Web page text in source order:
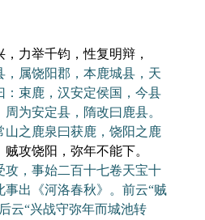
力举千钧，性复明辩，
，属饶阳郡，本鹿城县，天
：束鹿，汉安定侯国，今县
为安定县，隋改曰鹿县。
山之鹿泉曰获鹿，饶阳之鹿
贼攻饶阳，弥年不能下。
攻，事始二百十七卷天宝十
事出《河洛春秋》。前云“贼
云“兴战守弥年而城池转